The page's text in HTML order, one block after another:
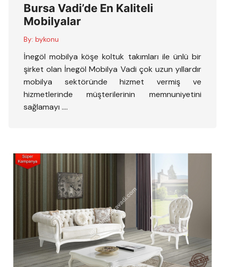
Bursa Vadi’de En Kaliteli
Mobilyalar
By: bykonu
İnegöl mobilya köşe koltuk takımları ile ünlü bir
şirket olan İnegöl Mobilya Vadi çok uzun yıllardır
mobilya sektöründe hizmet vermiş ve
hizmetlerinde müşterilerinin memnuniyetini
sağlamayı ….